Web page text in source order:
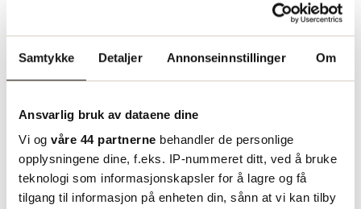
Samtykke Detaljer Annonseinnstillinger Om
Ansvarlig bruk av dataene dine
Vi og våre 44 partnerne behandler de personlige
opplysningene dine, f.eks. IP-nummeret ditt, ved å bruke
teknologi som informasjonskapsler for å lagre og få
tilgang til informasjon på enheten din, sånn at vi kan tilby
500-3500
5.82
4000-7500
5.28
8000+
4.51
Lagerinformasjon
Status
Leveres fra sentrallager Helsingborg. Utvidet